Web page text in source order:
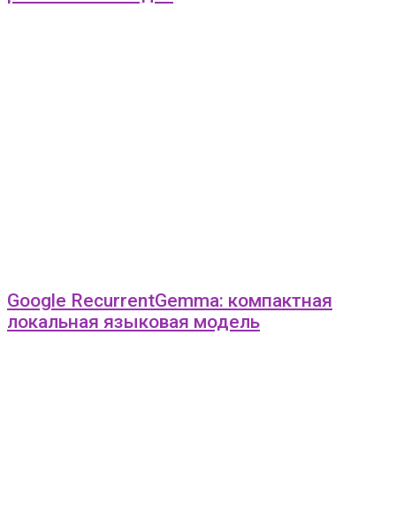
Google RecurrentGemma: компактная
локальная языковая модель